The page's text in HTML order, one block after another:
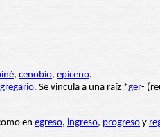
, cenobio, epiceno.
gregario. Se vincula a una raíz *ger-
en egreso, ingreso, progreso y